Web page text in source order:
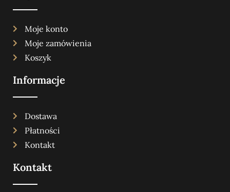
Moje konto
Moje zamówienia
Koszyk
Informacje
Dostawa
Płatności
Kontakt
Kontakt